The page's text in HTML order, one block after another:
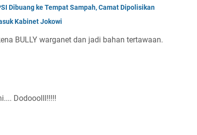
Dibuang ke Tempat Sampah, Camat Dipolisikan
Kabinet Jokowi
BULLY warganet dan jadi bahan tertawaan.
Dodooolll!!!!!